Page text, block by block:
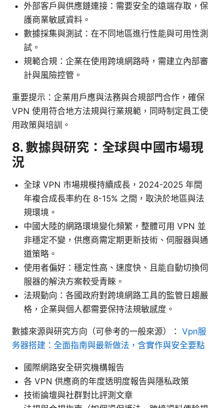
外部客戶與供應鏈連接：需要安全的遠端存取，保
護商業敏感資料。
數據採集與測試：在不同地區進行性能與可用性測
試。
規範合規：企業在使用跨境網路時，需建立內部審
計與風險控管。
重要提示：企業用戶應與法務與合規部門合作，確保
VPN 使用符合地方法規與行業規範，同時制定員工使
用政策與培訓。
8. 數據與研究：全球與中國市場現
況
全球 VPN 市場規模持續成長，2024-2025 年間
年複合成長率約在 8-15% 之間，取決於地區與法
規環境。
中國大陸的網路環境變化頻繁，整體可用 VPN 並
非穩定不變，供應商需定期更新技術、伺服器與通
道策略。
使用者偏好：穩定性高、速度快、且能自動切換伺
服器的解決方案較受青睞。
法規動向：各國政府對跨境網路工具的監管日趨嚴
格，企業與個人都需要保持法規敏感度。
數據來源與研究方向（可參考的一般來源）： Vpn服
务器搭建：全面指南與最新做法，含實作與安全要點
國際網路安全研究機構報告
各 VPN 供應商的年度透明度報告與隱私政策
技術論壇與社群對比評測文章